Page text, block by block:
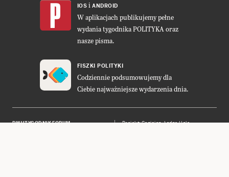
IOS i ANDROID
W aplikacjach publikujemy pełne
wydania tygodnika POLITYKA oraz
nasze pisma.
FISZKI POLITYKI
Codziennie podsumowujemy dla
Ciebie najważniejsze wydarzenia dnia.
DWUTYGODNIK FORUM Projekt:Cogision,Ładne Halo